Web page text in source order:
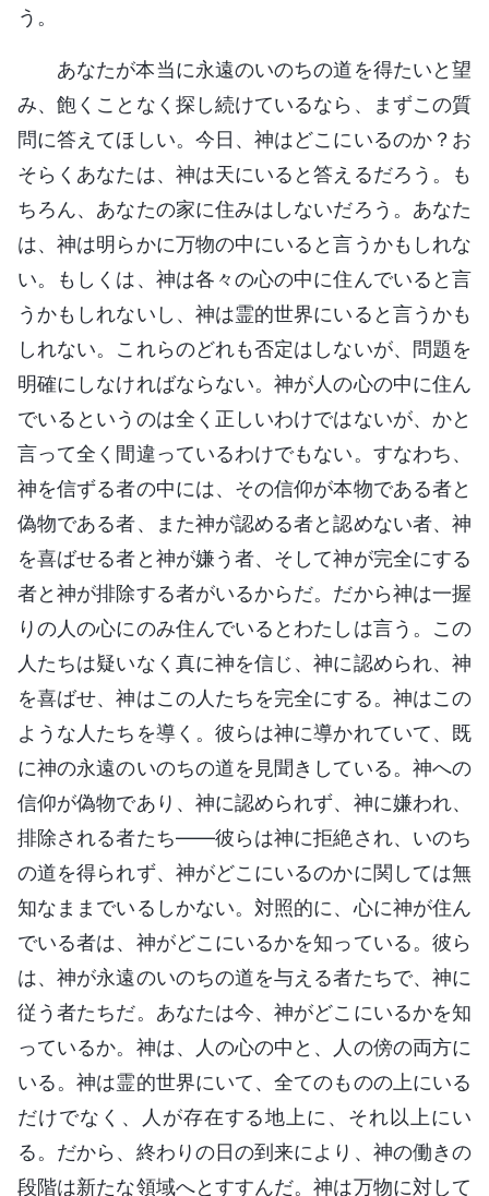
う。
あなたが本当に永遠のいのちの道を得たいと望
み、飽くことなく探し続けているなら、まずこの質
問に答えてほしい。今日、神はどこにいるのか？お
そらくあなたは、神は天にいると答えるだろう。も
ちろん、あなたの家に住みはしないだろう。あなた
は、神は明らかに万物の中にいると言うかもしれな
い。もしくは、神は各々の心の中に住んでいると言
うかもしれないし、神は霊的世界にいると言うかも
しれない。これらのどれも否定はしないが、問題を
明確にしなければならない。神が人の心の中に住ん
でいるというのは全く正しいわけではないが、かと
言って全く間違っているわけでもない。すなわち、
神を信ずる者の中には、その信仰が本物である者と
偽物である者、また神が認める者と認めない者、神
を喜ばせる者と神が嫌う者、そして神が完全にする
者と神が排除する者がいるからだ。だから神は一握
りの人の心にのみ住んでいるとわたしは言う。この
人たちは疑いなく真に神を信じ、神に認められ、神
を喜ばせ、神はこの人たちを完全にする。神はこの
ような人たちを導く。彼らは神に導かれていて、既
に神の永遠のいのちの道を見聞きしている。神への
信仰が偽物であり、神に認められず、神に嫌われ、
排除される者たち――彼らは神に拒絶され、いのち
の道を得られず、神がどこにいるのかに関しては無
知なままでいるしかない。対照的に、心に神が住ん
でいる者は、神がどこにいるかを知っている。彼ら
は、神が永遠のいのちの道を与える者たちで、神に
従う者たちだ。あなたは今、神がどこにいるかを知
っているか。神は、人の心の中と、人の傍の両方に
いる。神は霊的世界にいて、全てのものの上にいる
だけでなく、人が存在する地上に、それ以上にい
る。だから、終わりの日の到来により、神の働きの
段階は新たな領域へとすすんだ。神は万物に対して